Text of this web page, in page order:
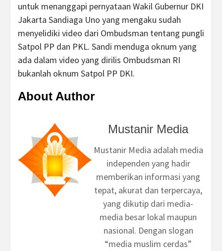
untuk menanggapi pernyataan Wakil Gubernur DKI
Jakarta Sandiaga Uno yang mengaku sudah
menyelidiki video dari Ombudsman tentang pungli
Satpol PP dan PKL. Sandi menduga oknum yang
ada dalam video yang dirilis Ombudsman RI
bukanlah oknum Satpol PP DKI.
About Author
Mustanir Media
Mustanir Media adalah media
independen yang hadir
memberikan informasi yang
tepat, akurat dan terpercaya,
yang dikutip dari media-
media besar lokal maupun
nasional. Dengan slogan
“media muslim cerdas”